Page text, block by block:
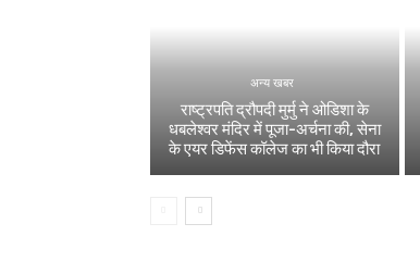
अन्य खबर
राष्ट्रपति द्रौपदी मुर्मु ने ओडिशा के
धबलेश्वर मंदिर में पूजा-अर्चना की, सेना
के एयर डिफेंस कॉलेज का भी किया दौरा